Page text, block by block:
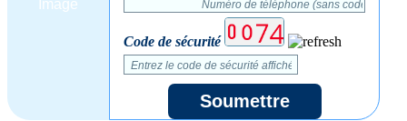
Code de sécurité
Soumettre